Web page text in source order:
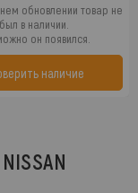
обновлении товар не
был в наличии.
он появился.
наличие